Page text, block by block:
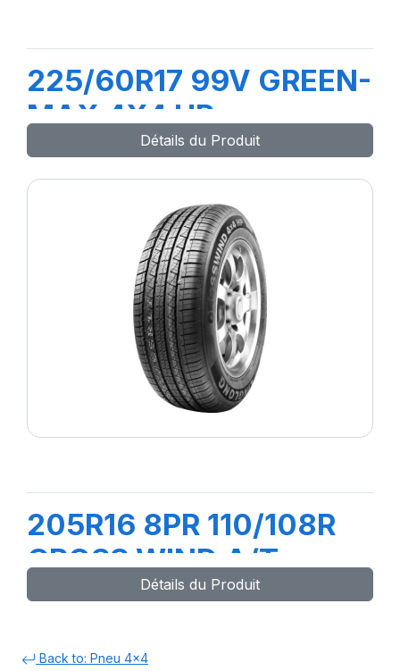
225/60R17 99V GREEN-
MAX 4X4 HP
Détails du Produit
205R16 8PR 110/108R
CROSS WIND A/T
Détails du Produit
Back to: Pneu 4x4